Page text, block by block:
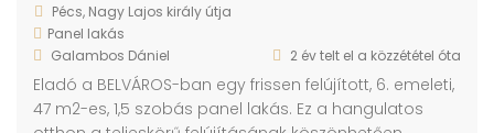
Pécs, Nagy Lajos király útja
Panel lakás
Galambos Dániel
2 év telt el a közzététel óta
Eladó a BELVÁROS-ban egy frissen felújított, 6. emeleti,
47 m2-es, 1,5 szobás panel lakás. Ez a hangulatos